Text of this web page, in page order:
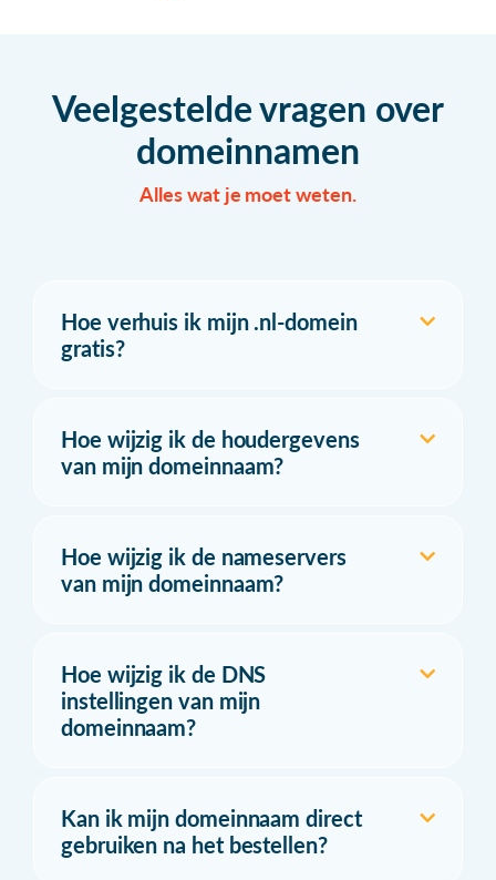
Veelgestelde vragen over
domeinnamen
Alles wat je moet weten.
Hoe verhuis ik mijn .nl-domein
gratis?
Hoe wijzig ik de houdergevens
van mijn domeinnaam?
Hoe wijzig ik de nameservers
van mijn domeinnaam?
Hoe wijzig ik de DNS
instellingen van mijn
domeinnaam?
Kan ik mijn domeinnaam direct
gebruiken na het bestellen?